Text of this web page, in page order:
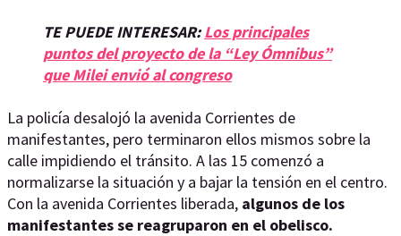
TE PUEDE INTERESAR:Los principales
puntos del proyecto de la “Ley Ómnibus”
que Milei envió al congreso
La policía desalojó la avenida Corrientes de
manifestantes, pero terminaron ellos mismos sobre la
calle impidiendo el tránsito. A las 15 comenzó a
normalizarse la situación y a bajar la tensión en el centro.
Con la avenida Corrientes liberada, algunos de los
manifestantes se reagruparon en el obelisco.